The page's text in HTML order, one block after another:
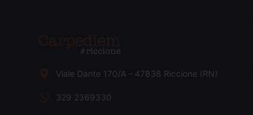
Viale Dante 170/A - 47838 Riccione (RN)
329 2369330